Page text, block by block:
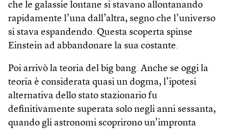
che le galassie lontane si stavano allontanando
rapidamente l’una dall’altra, segno che l’universo
si stava espandendo. Questa scoperta spinse
Einstein ad abbandonare la sua costante.
Poi arrivò la teoria del big bang. Anche se oggi la
teoria è considerata quasi un dogma, l’ipotesi
alternativa dello stato stazionario fu
definitivamente superata solo negli anni sessanta,
quando gli astronomi scoprirono un’impronta